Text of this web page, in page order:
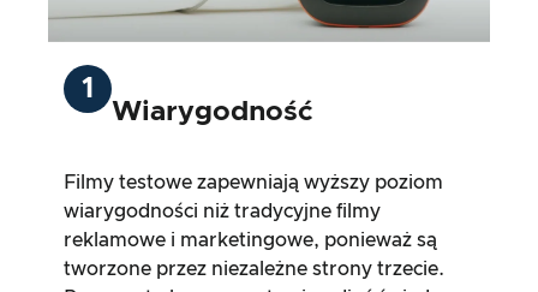
1
Wiarygodność
Filmy testowe zapewniają wyższy poziom
wiarygodności niż tradycyjne filmy
reklamowe i marketingowe, ponieważ są
tworzone przez niezależne strony trzecie.